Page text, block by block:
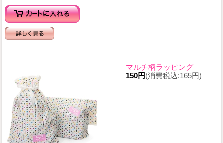
マルチ柄ラッピング
150円(消費税込:165円)